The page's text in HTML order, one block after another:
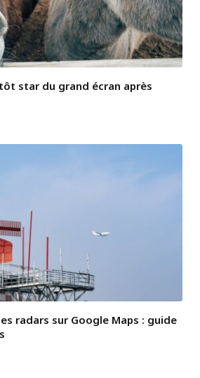
star du grand écran après
radars sur Google Maps : guide